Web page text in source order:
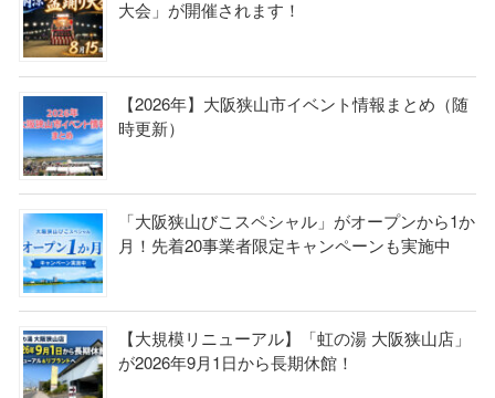
大会」が開催されます！
【2026年】大阪狭山市イベント情報まとめ（随
時更新）
「大阪狭山びこスペシャル」がオープンから1か
月！先着20事業者限定キャンペーンも実施中
【大規模リニューアル】「虹の湯 大阪狭山店」
が2026年9月1日から長期休館！